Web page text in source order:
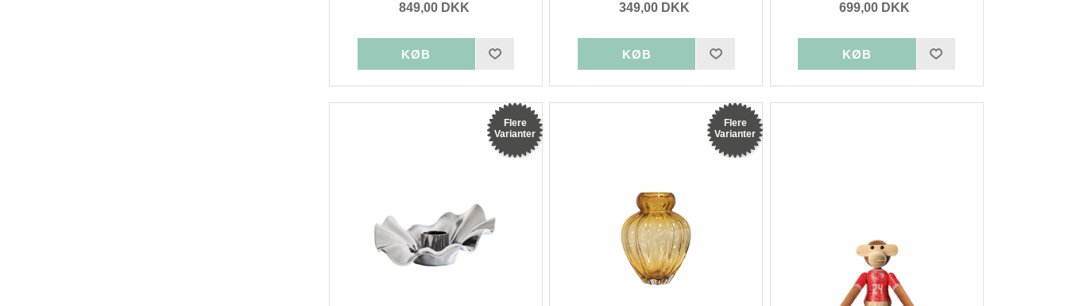
849,00 DKK 349,00 DKK 699,00 DKK
Flere
Varianter
Flere
Varianter